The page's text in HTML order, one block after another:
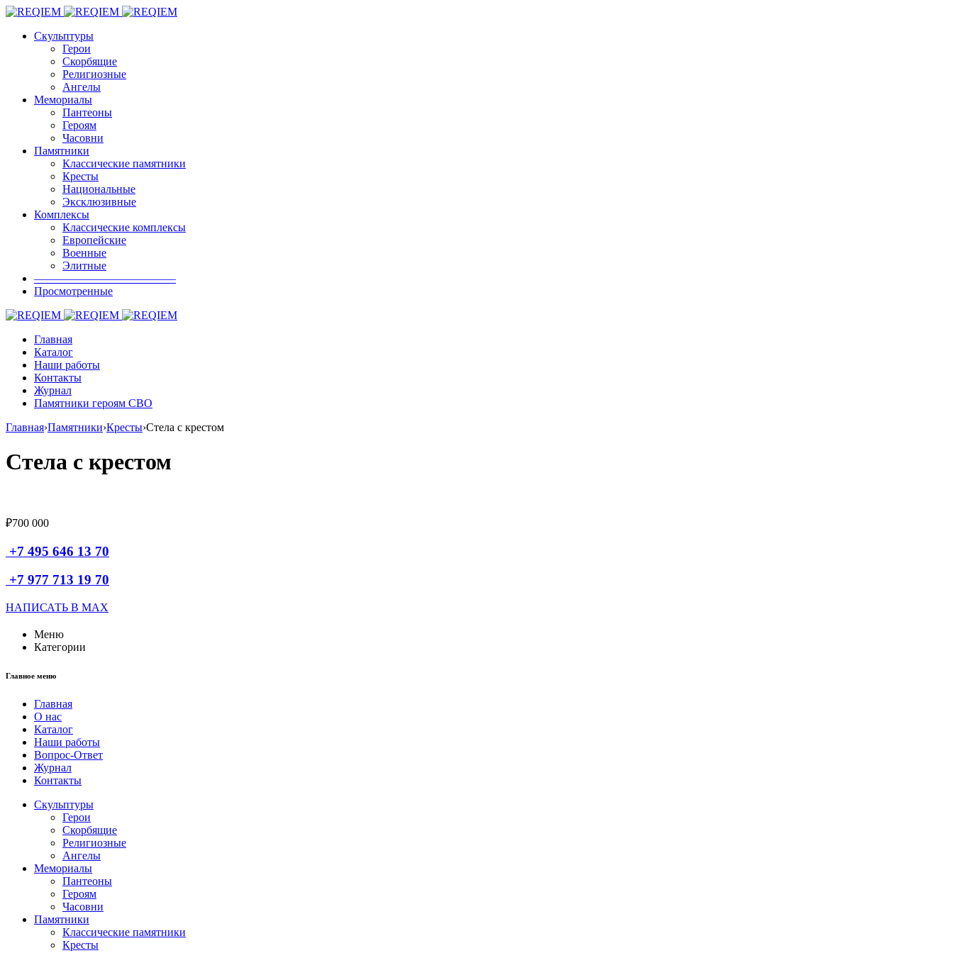
Скульптуры
Герои
Скорбящие
Религиозные
Ангелы
Мемориалы
Пантеоны
Героям
Часовни
Памятники
Классические памятники
Кресты
Национальные
Эксклюзивные
Комплексы
Классические комплексы
Европейские
Военные
Элитные
————————————–
Просмотренные
Главная
Каталог
Наши работы
Контакты
Журнал
Памятники героям СВО
Главная›Памятники›Кресты›Стела с крестом
Стела с крестом
₽700 000
+7 495 646 13 70
+7 977 713 19 70
НАПИСАТЬ В MAX
Меню
Категории
Главное меню
Главная
О нас
Каталог
Наши работы
Вопрос-Ответ
Журнал
Контакты
Скульптуры
Герои
Скорбящие
Религиозные
Ангелы
Мемориалы
Пантеоны
Героям
Часовни
Памятники
Классические памятники
Кресты